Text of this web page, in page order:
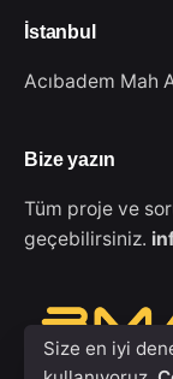
İstanbul
Acıbadem Mah
Bize yazın
Tüm proje ve
geçebilirsiniz.
Size en iyi